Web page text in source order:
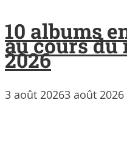
10 albums
au cours
2026
3 août 20263 août 2026